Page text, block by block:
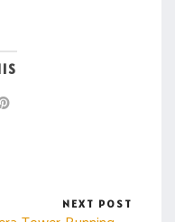
NEXT POST